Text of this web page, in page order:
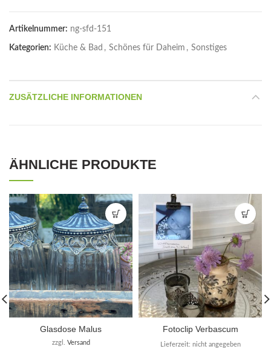
Artikelnummer: ng-sfd-151
Kategorien: Küche & Bad , Schönes für Daheim , Sonstiges
ZUSÄTZLICHE INFORMATIONEN
ÄHNLICHE PRODUKTE
Glasdose Malus
zzgl. Versand
Fotoclip Verbascum
Lieferzeit: nicht angegeben